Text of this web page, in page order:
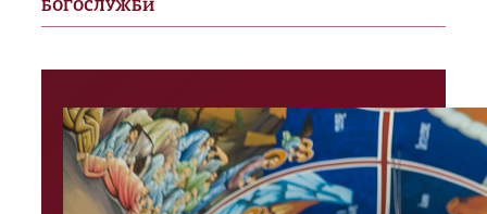
БОГОСЛУЖБИ